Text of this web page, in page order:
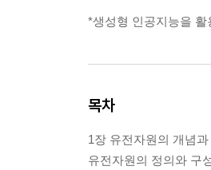
*생성형 인공지능을
목차
1장 유전자원의 개념과
유전자원의 정의와 구